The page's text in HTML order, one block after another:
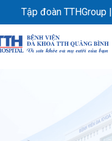
Tập đoàn TTHGroup |